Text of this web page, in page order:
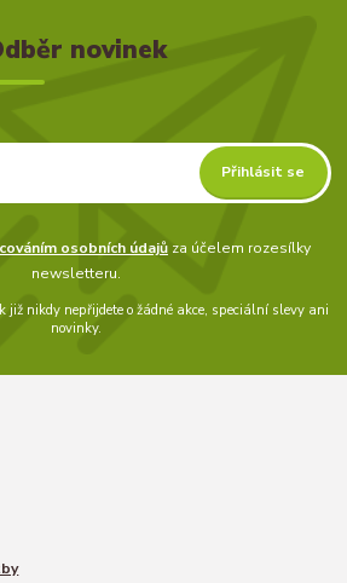
novinek
Přihlásit se
osobních údajůza účelem rozesílky
newsletteru.
již nikdy nepřijdete o žádné akce, speciální slevy ani
novinky.